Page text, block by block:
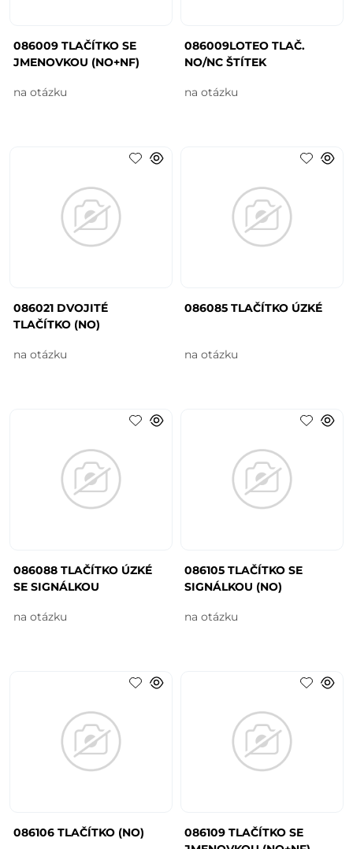
086009 TLAČÍTKO SE
JMENOVKOU (NO+NF)
na otázku
086009LOTEO TLAČ.
NO/NC ŠTÍTEK
na otázku
086021 DVOJITÉ
TLAČÍTKO (NO)
na otázku
086085 TLAČÍTKO ÚZKÉ
na otázku
086088 TLAČÍTKO ÚZKÉ
SE SIGNÁLKOU
na otázku
086105 TLAČÍTKO SE
SIGNÁLKOU (NO)
na otázku
086106 TLAČÍTKO (NO)
086109 TLAČÍTKO SE